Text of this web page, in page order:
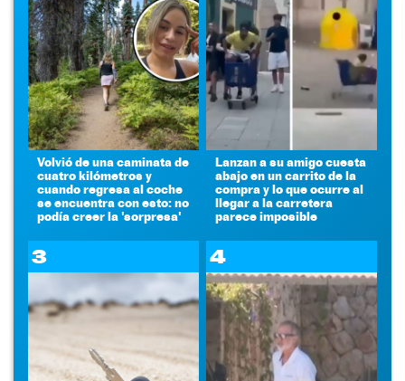
Volvió de una caminata de
cuatro kilómetros y
cuando regresa al coche
se encuentra con esto: no
podía creer la 'sorpresa'
Lanzan a su amigo cuesta
abajo en un carrito de la
compra y lo que ocurre al
llegar a la carretera
parece imposible
3 4